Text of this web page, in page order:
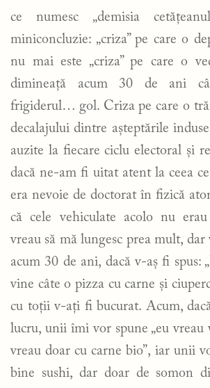
ce numesc „demisia
miniconcluzie: „criza” pe care o
nu mai este „criza” pe care o
dimineață acum 30 de ani
frigiderul… gol. Criza pe care o
decalajului dintre așteptările
auzite la fiecare ciclu electoral și
dacă ne-am fi uitat atent la ceea
era nevoie de doctorat în fizică
că cele vehiculate acolo nu
vreau să mă lungesc prea mult, dar
acum 30 de ani, dacă v-aș fi spus:
vine câte o pizza cu carne și
cu toții v-ați fi bucurat. Acum,
lucru, unii îmi vor spune „eu vreau
vreau doar cu carne bio”, iar unii
bine sushi, dar doar de somon